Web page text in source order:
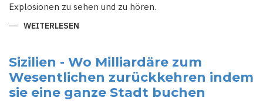
Explosionen zu sehen und zu hören.
WEITERLESEN
GRÖSSERE
MENGE
LAVA
Sizilien - Wo Milliardäre zum
Wesentlichen zurückkehren indem
sie eine ganze Stadt buchen